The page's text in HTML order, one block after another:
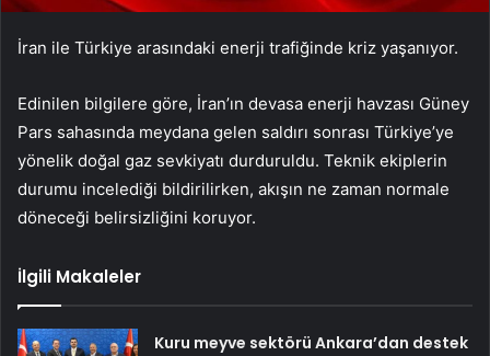
İran ile Türkiye arasındaki enerji trafiğinde kriz yaşanıyor.
Edinilen bilgilere göre, İran’ın devasa enerji havzası Güney
Pars sahasında meydana gelen saldırı sonrası Türkiye’ye
yönelik doğal gaz sevkiyatı durduruldu. Teknik ekiplerin
durumu incelediği bildirilirken, akışın ne zaman normale
döneceği belirsizliğini koruyor.
İlgili Makaleler
Kuru meyve sektörü Ankara’dan destek